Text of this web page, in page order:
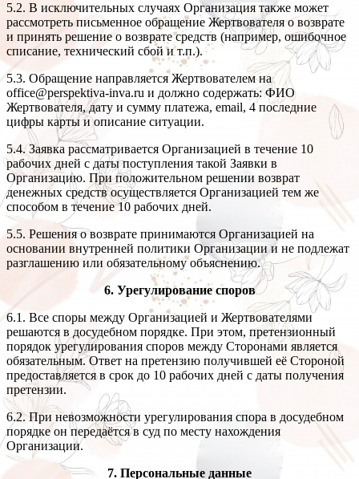
5.2. В исключительных случаях Организация также может
рассмотреть письменное обращение Жертвователя о возврате
и принять решение о возврате средств (например, ошибочное
списание, технический сбой и т.п.).
5.3. Обращение направляется Жертвователем на
office@perspektiva-inva.ru и должно содержать: ФИО
Жертвователя, дату и сумму платежа, email, 4 последние
цифры карты и описание ситуации.
5.4. Заявка рассматривается Организацией в течение 10
рабочих дней с даты поступления такой Заявки в
Организацию. При положительном решении возврат
денежных средств осуществляется Организацией тем же
способом в течение 10 рабочих дней.
5.5. Решения о возврате принимаются Организацией на
основании внутренней политики Организации и не подлежат
разглашению или обязательному объяснению.
6. Урегулирование споров
6.1. Все споры между Организацией и Жертвователями
решаются в досудебном порядке. При этом, претензионный
порядок урегулирования споров между Сторонами является
обязательным. Ответ на претензию получившей её Стороной
предоставляется в срок до 10 рабочих дней с даты получения
претензии.
6.2. При невозможности урегулирования спора в досудебном
порядке он передаётся в суд по месту нахождения
Организации.
7. Персональные данные